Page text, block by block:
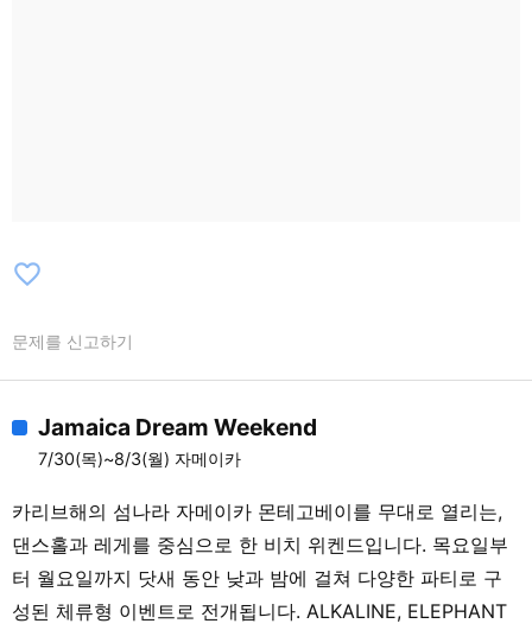
favorite_border
문제를 신고하기
Jamaica Dream Weekend
7/30(목)~8/3(월) 자메이카
카리브해의 섬나라 자메이카 몬테고베이를 무대로 열리는,
댄스홀과 레게를 중심으로 한 비치 위켄드입니다. 목요일부
터 월요일까지 닷새 동안 낮과 밤에 걸쳐 다양한 파티로 구
성된 체류형 이벤트로 전개됩니다. ALKALINE, ELEPHANT